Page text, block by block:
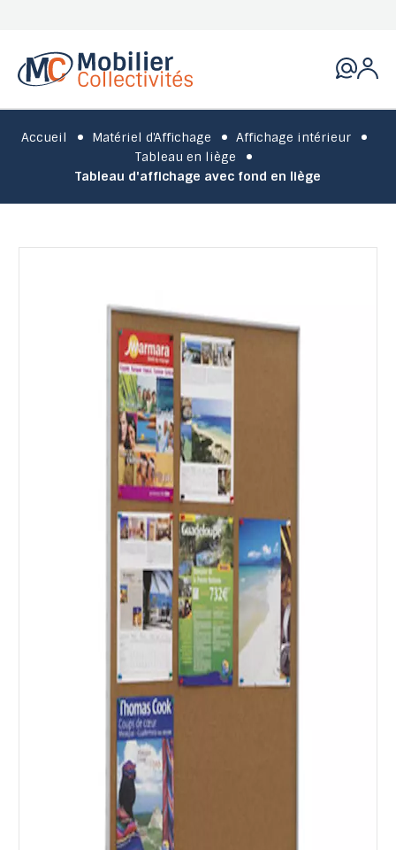
Accueil Matériel d'Affichage
Affichage intérieur
Tableau en liège
Tableau d'affichage avec fond en liège